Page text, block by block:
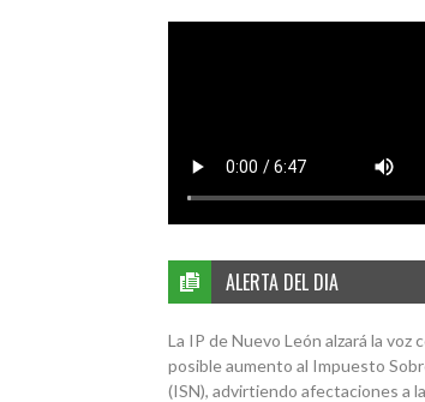
ALERTA DEL DIA
La IP de Nuevo León alzará la voz
posible aumento al Impuesto
(ISN), advirtiendo afectaciones a la